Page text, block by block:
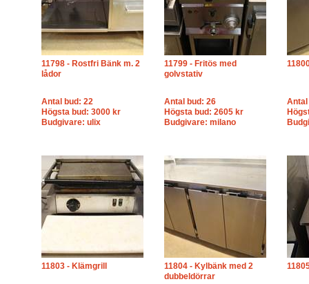
11798 - Rostfri Bänk m. 2
lådor
Antal bud: 22
Högsta bud: 3000 kr
Budgivare: ulix
11799 - Fritös med
golvstativ
Antal bud: 26
Högsta bud: 2605 kr
Budgivare: milano
Antal
11803 - Klämgrill
11804 - Kylbänk med 2
dubbeldörrar